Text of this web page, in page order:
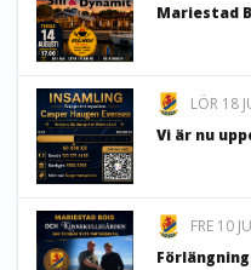
Mariestad
LÖR 18
Vi är nu
FRE 10